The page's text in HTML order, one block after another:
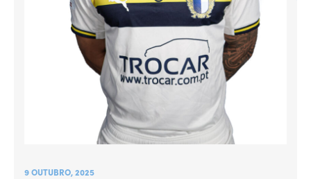
9 OUTUBRO, 2025